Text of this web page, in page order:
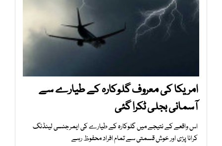
امریکا کی معروف گلوکارہ کے طیارے سے
آسمانی بجلی ٹکرا گئی
اس واقعے کے نتیجے میں گلوکارہ کے طیارے کی ایمرجنسی لینڈنگ
کرانا پڑی اور خوش قسمتی سے تمام افراد محفوظ رہے